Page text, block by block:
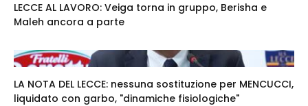
LECCE AL LAVORO: Veiga torna in gruppo, Berisha e
Maleh ancora a parte
LA NOTA DEL LECCE: nessuna sostituzione per MENCUCCI,
liquidato con garbo, "dinamiche fisiologiche"